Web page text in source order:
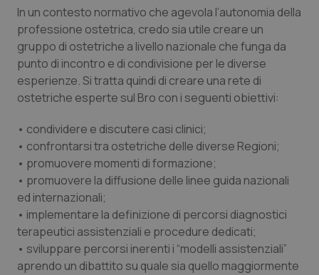
Sangue & coagulazione
Tiroide
Tumore al seno
Tumore ovarico
Tumori del Polmone & Testa Collo
Tumori gastrointestinali
Ulcera & Reflusso
Vaccini
In un contesto normativo che agevola l’autonomia della
professione ostetrica, credo sia utile creare un
gruppo di ostetriche a livello nazionale che funga da
punto di incontro e di condivisione per le diverse
esperienze. Si tratta quindi di creare una rete di
ostetriche esperte sul Bro con i seguenti obiettivi:
• condividere e discutere casi clinici;
• confrontarsi tra ostetriche delle diverse Regioni;
• promuovere momenti di formazione;
• promuovere la diffusione delle linee guida nazionali
ed internazionali;
• implementare la definizione di percorsi diagnostici
terapeutici assistenziali e procedure dedicati;
• sviluppare percorsi inerenti i “modelli assistenziali”
aprendo un dibattito su quale sia quello maggiormente